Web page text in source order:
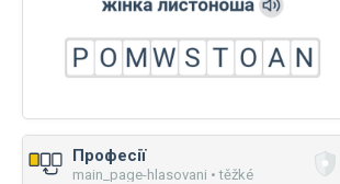
Професії
main_page-hlasovani • těžké